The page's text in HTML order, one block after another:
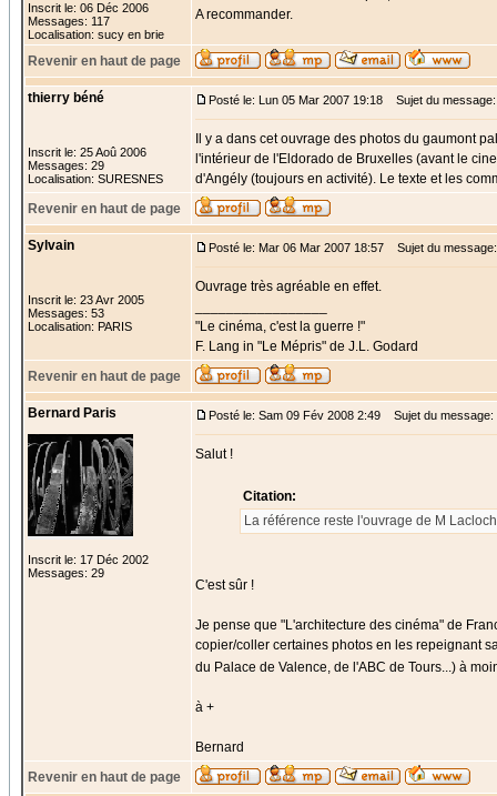
Inscrit le: 06 Déc 2006
Messages: 117
Localisation: sucy en brie
A recommander.
Revenir en haut de page
thierry béné
Inscrit le: 25 Aoû 2006
Messages: 29
Localisation: SURESNES
Posté le: Lun 05 Mar 2007 19:18 Sujet du message:
Il y a dans cet ouvrage des photos du gaumont
l'intérieur de l'Eldorado de Bruxelles (avant le
d'Angély (toujours en activité). Le texte et les
Revenir en haut de page
Sylvain
Inscrit le: 23 Avr 2005
Messages: 53
Localisation: PARIS
Posté le: Mar 06 Mar 2007 18:57 Sujet du message:
Ouvrage très agréable en effet.
"Le cinéma, c'est la guerre !"
F. Lang in "Le Mépris" de J.L. Godard
Revenir en haut de page
Bernard Paris
Inscrit le: 17 Déc 2002
Messages: 29
Posté le: Sam 09 Fév 2008 2:49 Sujet du message:
Salut !
Citation:
La référence reste l'ouvrage de M
C'est sûr !
Je pense que "L'architecture des cinéma" de
copier/coller certaines photos en les repeignant
du Palace de Valence, de l'ABC de Tours...) à
à +
Bernard
Revenir en haut de page